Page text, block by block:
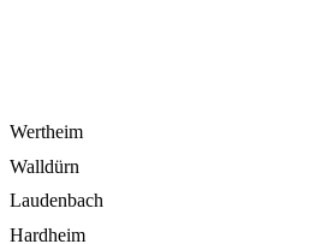
Wertheim
Walldürn
Laudenbach
Hardheim